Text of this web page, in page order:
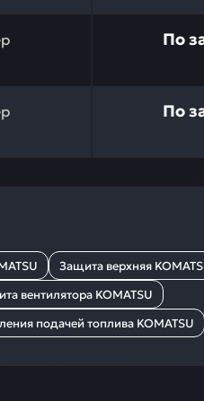
03-31220 — это
По
20Y-03-31182 —
По
Защита верхняя
вентилятора KOMATSU
подачей топлива KOMATSU